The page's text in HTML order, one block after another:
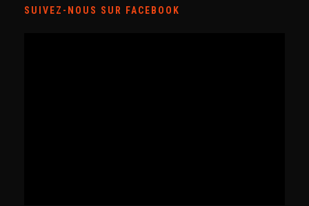
SUIVEZ-NOUS SUR FACEBOOK